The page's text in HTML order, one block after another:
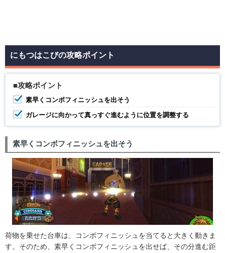
にもつはこびの攻略ポイント
■攻略ポイント
素早くコンボフィニッシュを出そう
ガレージに向かって真っすぐ進むように位置を調整する
素早くコンボフィニッシュを出そう
荷物を乗せた台車は、コンボフィニッシュを当てると大きく動きま
す。そのため、素早くコンボフィニッシュを出せば、その分進む距